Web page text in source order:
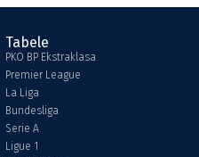
Tabele
PKO BP Ekstraklasa
Premier League
La Liga
Bundesliga
Serie A
Ligue 1